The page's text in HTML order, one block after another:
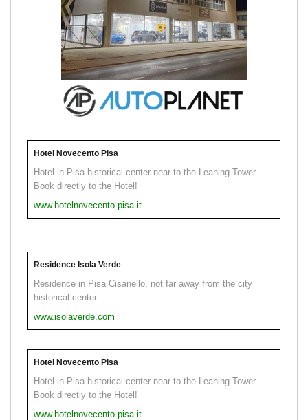
Hotel Novecento Pisa
Hotel in Pisa historical center near to the Leaning Tower.
Book directly to the Hotel!
www.hotelnovecento.pisa.it
Residence Isola Verde
Residence in Pisa Cisanello, not far away from the city
historical center.
www.isolaverde.com
Hotel Novecento Pisa
Hotel in Pisa historical center near to the Leaning Tower.
Book directly to the Hotel!
www.hotelnovecento.pisa.it